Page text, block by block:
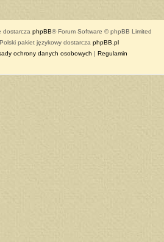
dostarcza phpBB® Forum Software © phpBB Limited
Polski pakiet językowy dostarcza phpBB.pl
ochrony danych osobowych | Regulamin